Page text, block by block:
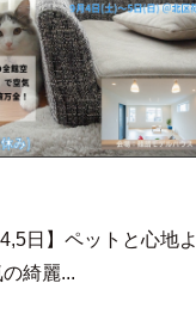
日】ペットと心地よ
綺麗...